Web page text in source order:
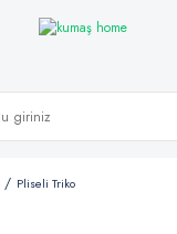
Pliseli Triko